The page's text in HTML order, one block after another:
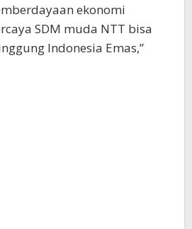
ekonomi
SDM muda NTT bisa
Indonesia Emas,”